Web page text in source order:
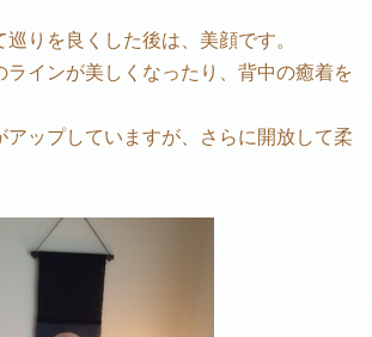
りを良くした後は、美顔です。
ラインが美しくなったり、背中の癒着を
アップしていますが、さらに開放して柔